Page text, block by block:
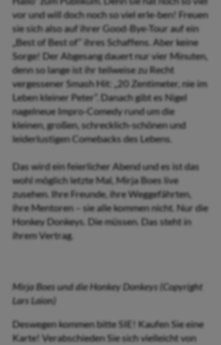
vor und will doch noch so viel erle-ben! Freuen
sie sich also auf ihrer Good-Bye-Tour auf ein
„Best of Best of“ ihres Schaffens. Aber keine
Sorge! Der Abgesang dauert nur vier Minuten,
denn so lange ist ihr teilweise zu Recht
vergessener Smash Hit: „20 Zentimeter, nie im
Leben kleiner Peter”. Danach gibt es Nigel
nagelneue Impro-Comedy rund um die
kleinen, großen, schrecklich-schönen und
leiderlustigen Comebacks des Lebens.
Das wird ein feierlicher Abend und es ist das
wohl möglich letzte Mal, Mirja Boes live
zusehen. Ihre Freunde, ihre Weggefährten,
ihre Mentoren – sie alle kommen nicht. Nur die
Honkey Donkeys. Die müssen. Das steht in
ihrem Vertrag.
Mirja Boes und die Honkey Donkeys (Copyright
Lars Laion)
Deswegen kommen bitte SIE! Kaufen Sie eine
Karte! Verabschieden Sie sich vielleicht von